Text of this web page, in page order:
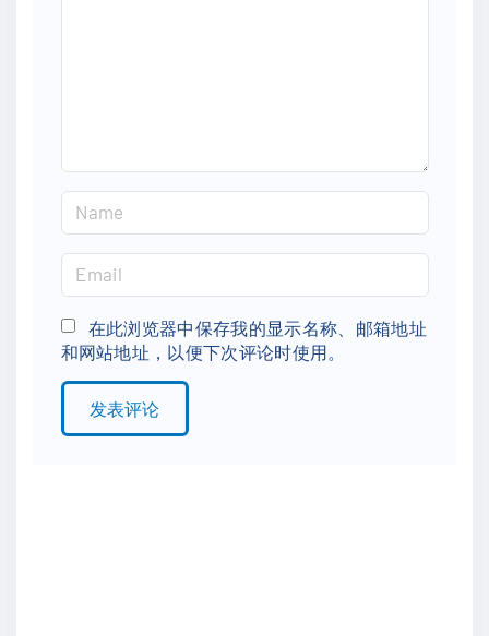
a
e
*
m
a
i
l
在此浏览器中保存我的显示名称、邮箱地址
和网站地址，以便下次评论时使用。